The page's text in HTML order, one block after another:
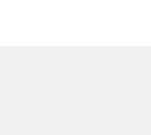
открывать
заранее.